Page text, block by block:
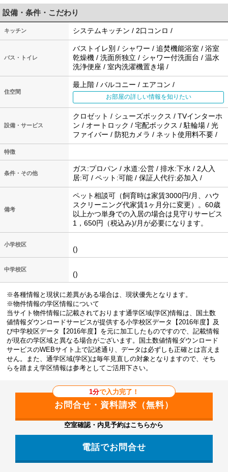
設備・条件・こだわり
キッチン システムキッチン / 2口コンロ /
バス・トイレ
バストイレ別 / シャワー / 追焚機能浴室 / 浴室
乾燥機 / 洗面所独立 / シャワー付洗面台 / 温水
洗浄便座 / 室内洗濯機置き場 /
住空間
最上階 / バルコニー / エアコン /
お部屋の詳しい情報を知りたい
設備・サービス
クロゼット / シューズボックス / TVインターホ
ン / オートロック / 宅配ボックス / 駐輪場 / 光
ファイバー / 防犯カメラ / ネット使用料不要 /
特徴
条件・その他
ガス:プロパン / 水道:公営 / 排水:下水 / 2人入
居:可 / ペット:可能 / 保証人代行:必加入 /
備考
ペット相談可（飼育時は家賃3000円/月、ハウ
スクリーニング代家賃1ヶ月分に変更）。60歳
以上かつ単身での入居の場合は見守りサービス
1，650円（税込み)/月が必要になります。
小学校区
()
中学校区
()
※各種情報と現状に差異がある場合は、現状優先となります。
※物件情報の学区情報について
当サイト物件情報に記載されております通学区域(学区)情報は、国土数
値情報ダウンロードサービスが提供する小学校区データ【2016年度】及
び中学校区データ【2016年度】を元に加工したものですので、記載情報
が現在の学区域と異なる場合がございます。国土数値情報ダウンロード
サービスのWEBサイト上で記述通り、データは必ずしも正確とは言えま
せん。また、通学区域(学区)は毎年見直しの対象となりますので、そち
らを踏まえ学区情報は参考としてご活用下さい。
1分で入力完了！
空室確認・内見予約はこちらから
電話でお問合せ